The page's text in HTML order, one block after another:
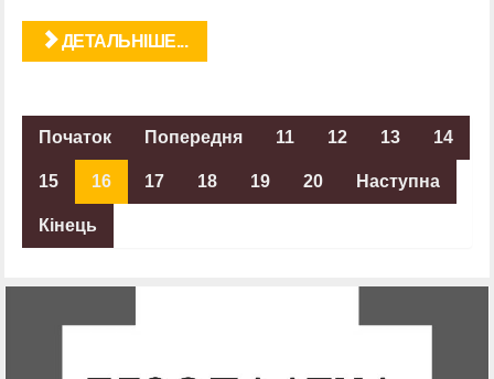
ДЕТАЛЬНІШЕ...
Початок Попередня 11 12 13 14
15 16 17 18 19 20 Наступна
Кінець